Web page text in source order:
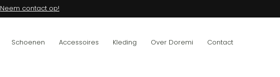
Schoenen Accessoires Kleding Over Doremi Contact
Neem contact op!